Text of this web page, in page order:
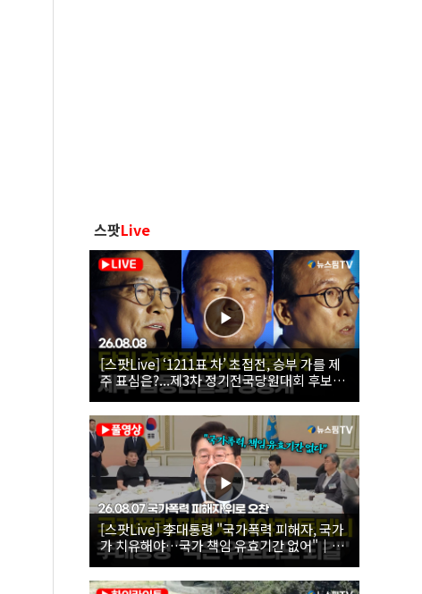
스팟Live
[스팟Live] ‘1211표 차’ 초접전, 승부 가를 제
주 표심은?...제3차 정기전국당원대회 후보자
제주 합동연설회 생중계 | 26.08.08
[스팟Live] 李대통령 "국가폭력 피해자, 국가
가 치유해야…국가 책임 유효기간 없어"｜
26.08.07 국가폭력 피해자 위로 오찬